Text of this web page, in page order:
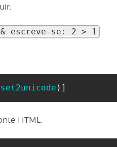
escreve-se: 2 > 1
) ]
HTML: